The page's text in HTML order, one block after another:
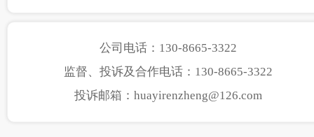
公司电话：130-8665-3322
监督、投诉及合作电话：130-8665-3322
投诉邮箱：huayirenzheng@126.com